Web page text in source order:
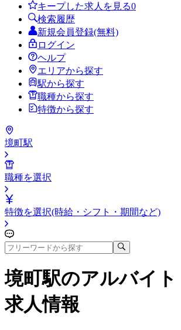
キープした求人を見る0
検索履歴
新規会員登録(無料)
ログイン
ヘルプ
エリアから探す
駅から探す
職種から探す
特徴から探す
境町駅
職種を選択
特徴を選択(時給・シフト・期間など)
境町駅のアルバイト
求人情報